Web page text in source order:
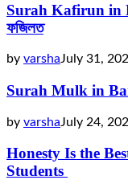
Surah Kafirun in
ফজিলত
by varshaJuly 31,
Surah Mulk in
by varshaJuly 24,
Honesty Is the
Students